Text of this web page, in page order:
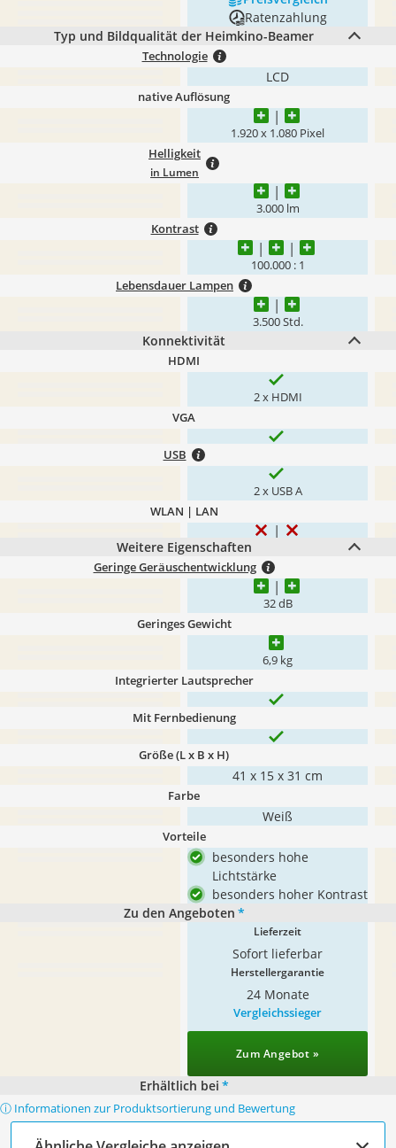
Ratenzahlung
Typ und Bildqualität der Heimkino-Beamer
Technologie
LCD
native Auflösung
1.920 x 1.080 Pixel
Helligkeit
in Lumen
3.000 lm
Kontrast
100.000 : 1
Lebensdauer Lampen
3.500 Std.
Konnektivität
HDMI
2 x HDMI
VGA
USB
2 x USB A
WLAN | LAN
Weitere Eigenschaften
Geringe Geräuschentwicklung
32 dB
Geringes Gewicht
6,9 kg
Integrierter Lautsprecher
Mit Fernbedienung
Größe (L x B x H)
41 x 15 x 31 cm
Farbe
Weiß
Vorteile
besonders hohe
Lichtstärke
besonders hoher Kontrast
Zu den Angeboten *
Lieferzeit
Sofort lieferbar
Herstellergarantie
24 Monate
Vergleichssieger
Zum Angebot »
Erhältlich bei *
ⓘ Informationen zur Produktsortierung und Bewertung